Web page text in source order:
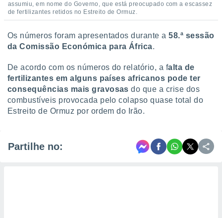
assumiu, em nome do Governo, que está preocupado com a escassez
de fertilizantes retidos no Estreito de Ormuz.
Os números foram apresentados durante a58.ª sessão
da Comissão Económica para África.
De acordo com os números do relatório, a falta de
fertilizantes em alguns países africanos pode ter
consequências mais gravosas do que a crise dos
combustíveis provocada pelo colapso quase total do
Estreito de Ormuz por ordem do Irão.
Partilhe no: